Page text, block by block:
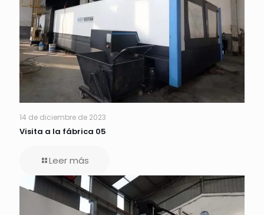
14 de diciembre de 2023
Visita a la fábrica 05
Leer más